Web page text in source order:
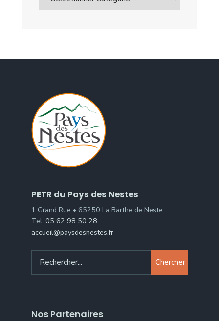
PETR du Pays des Nestes
1 Grand Rue • 65250 La Barthe de Neste
Tel: 05 62 98 50 28
accueil@paysdesnestes.fr
Chercher
Nos Partenaires